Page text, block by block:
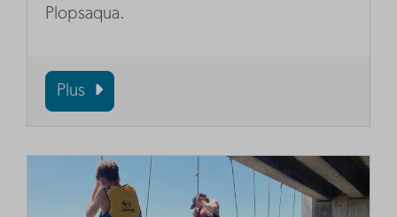
Plopsaqua.
Plus